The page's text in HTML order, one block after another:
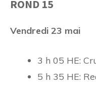
ROND 15
Vendredi 23 mai
3 h 05 HE:
5 h 35 HE: